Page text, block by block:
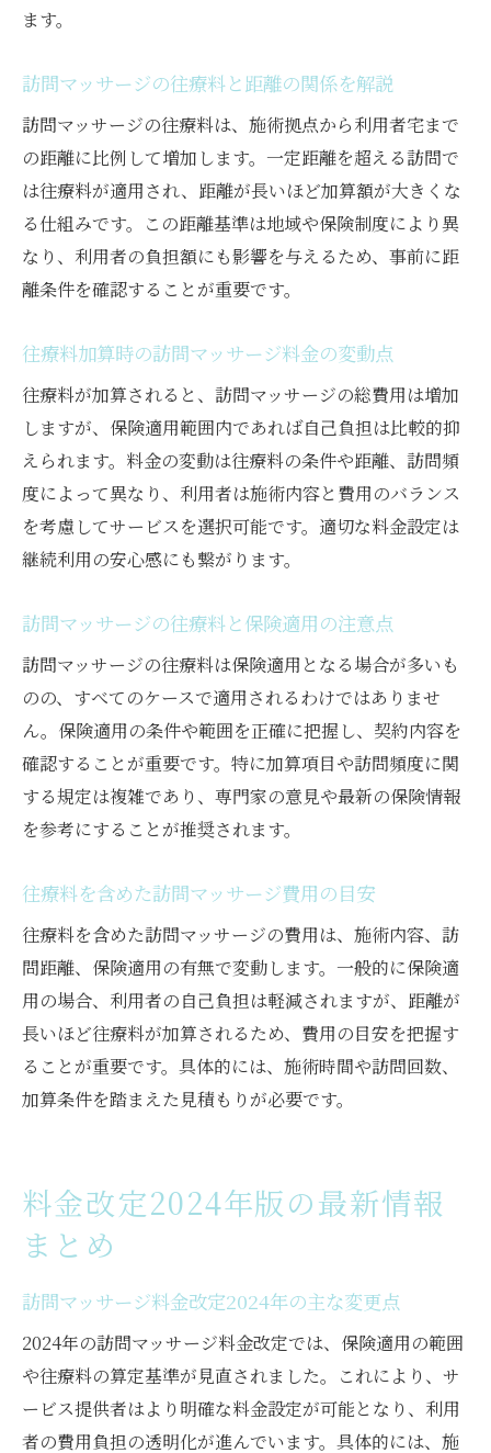
ます。
訪問マッサージの往療料と距離の関係を解説
訪問マッサージの往療料は、施術拠点から利用者宅まで
の距離に比例して増加します。一定距離を超える訪問で
は往療料が適用され、距離が長いほど加算額が大きくな
る仕組みです。この距離基準は地域や保険制度により異
なり、利用者の負担額にも影響を与えるため、事前に距
離条件を確認することが重要です。
往療料加算時の訪問マッサージ料金の変動点
往療料が加算されると、訪問マッサージの総費用は増加
しますが、保険適用範囲内であれば自己負担は比較的抑
えられます。料金の変動は往療料の条件や距離、訪問頻
度によって異なり、利用者は施術内容と費用のバランス
を考慮してサービスを選択可能です。適切な料金設定は
継続利用の安心感にも繋がります。
訪問マッサージの往療料と保険適用の注意点
訪問マッサージの往療料は保険適用となる場合が多いも
のの、すべてのケースで適用されるわけではありませ
ん。保険適用の条件や範囲を正確に把握し、契約内容を
確認することが重要です。特に加算項目や訪問頻度に関
する規定は複雑であり、専門家の意見や最新の保険情報
を参考にすることが推奨されます。
往療料を含めた訪問マッサージ費用の目安
往療料を含めた訪問マッサージの費用は、施術内容、訪
問距離、保険適用の有無で変動します。一般的に保険適
用の場合、利用者の自己負担は軽減されますが、距離が
長いほど往療料が加算されるため、費用の目安を把握す
ることが重要です。具体的には、施術時間や訪問回数、
加算条件を踏まえた見積もりが必要です。
料金改定2024年版の最新情報
まとめ
訪問マッサージ料金改定2024年の主な変更点
2024年の訪問マッサージ料金改定では、保険適用の範囲
や往療料の算定基準が見直されました。これにより、サ
ービス提供者はより明確な料金設定が可能となり、利用
者の費用負担の透明化が進んでいます。具体的には、施